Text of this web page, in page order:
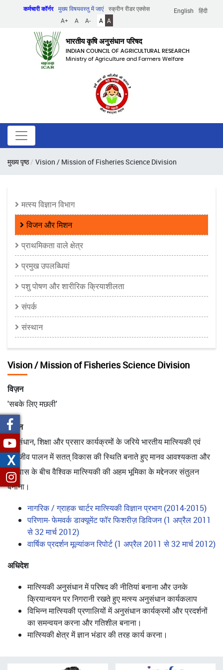
English हिंदी
कर्मचारी कॉर्नर मुख्य विषयवस्तु में जाएं
स्क्रीन रीडर एक्सेस
A+
A A- A A
भारतीय कृषि अनुसंधान परिषद
INDIAN COUNCIL OF AGRICULTURAL RESEARCH
Ministry of Agriculture and Farmers Welfare
पग
मुख्य पृष्ठ Vision / Mission of Fisheries Science Division
Fisheries
Science
Division
मत्स्य विज्ञान विभाग
विजन और मिशन
प्राथमिकता वाले क्षेत्र
प्रमुख उपलब्धियां
पशु पोषण और शारीरिक क्रियाशीलता
संपर्क
संस्थान
Vision / Mission of Fisheries Science Division
विज़न
'सबके लिए मछली'
मिशन
अनुसंधान, शिक्षा और प्रसार कार्यक्रमों के जरिये भारतीय मात्स्यिकी एवं
जलजीव पालन में सतत् विकास की स्थिति बनाते हुए मानव आवश्यकता और
पर्यावास के बीच वैश्विक मात्स्यिकी की अहम भूमिका के मद्देनजर संतुलन
बनाना।
नागरिक / ग्राहक चार्टर मात्स्यिकी विज्ञान प्रभाग (2014-2015)
परिणाम- फेमवर्क डाक्यूमेंट फॉर फिशरीज़ डिविजन (1 अप्रैल 2011
से 32 मार्च 2012)
वार्षिक प्रदर्शन मूल्यांकन रिपोर्ट (1 अप्रैल 2011 से 32 मार्च 2012)
अधिदेश
मात्स्यिकी अनुसंधान में परिषद की नीतियां बनाना और उनके
क्रियान्वयन पर निगरानी रखते हुए मत्स्य अनुसंधान कार्यकलाप
विभिन्न मात्स्यिकी प्रणालियों में अनुसंधान कार्यक्रमों और प्रदर्शनों
का समन्वयन करना और गतिशील बनाना।
मात्स्यिकी क्षेत्र में ज्ञान भंडार की तरह कार्य करना।
X